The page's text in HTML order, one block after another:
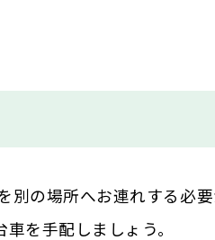
別の場所へお連れする必
を手配しましょう。